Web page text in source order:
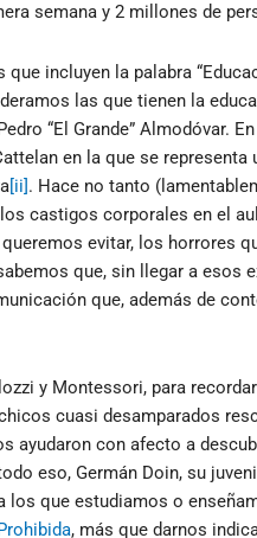
semana y 2 millones de
incluyen la palabra
las que tienen la
“El Grande” Almodóvar.
en la que se
[ii]. Hace no tanto
castigos corporales en el
evitar, los horrores
que, sin llegar a esos
que, además de
y Montessori, para
cuasi desamparados
ayudaron con afecto a
eso, Germán Doin, su
los que estudiamos o
, más que darnos